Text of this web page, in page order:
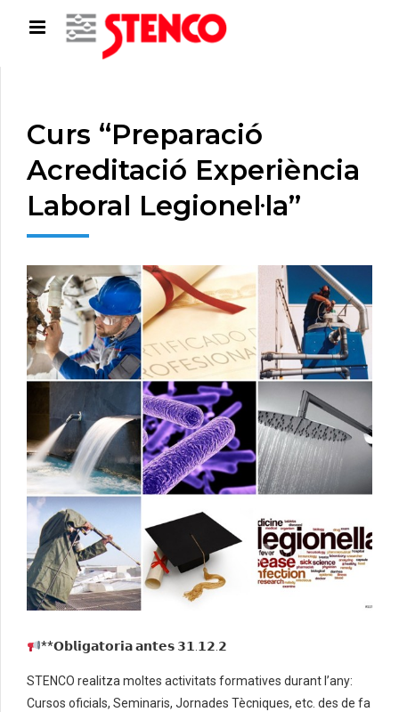
Curs “Preparació
Acreditació Experiència
Laboral Legionel·la”
**𝗢𝗯𝗹𝗶𝗴𝗮𝘁𝗼𝗿𝗶𝗮 𝗮𝗻𝘁𝗲𝘀 𝟯𝟭.𝟭𝟮.𝟮
STENCO realitza moltes activitats formatives durant l’any:
Cursos oficials, Seminaris, Jornades Tècniques, etc. des de fa